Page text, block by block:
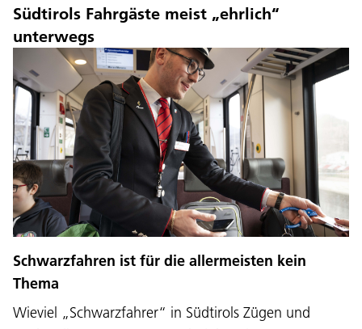
Südtirols Fahrgäste meist „ehrlich“
unterwegs
Schwarzfahren ist für die allermeisten kein
Thema
Wieviel „Schwarzfahrer“ in Südtirols Zügen und